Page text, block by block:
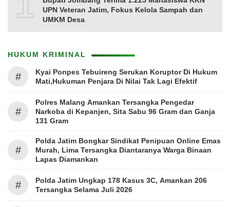
UPN Veteran Jatim, Fokus Kelola Sampah dan
UMKM Desa
HUKUM KRIMINAL
#
Kyai Ponpes Tebuireng Serukan Koruptor Di Hukum
Mati,Hukuman Penjara Di Nilai Tak Lagi Efektif
#
Polres Malang Amankan Tersangka Pengedar
Narkoba di Kepanjen, Sita Sabu 96 Gram dan Ganja
131 Gram
#
Polda Jatim Bongkar Sindikat Penipuan Online Emas
Murah, Lima Tersangka Diantaranya Warga Binaan
Lapas Diamankan
#
Polda Jatim Ungkap 178 Kasus 3C, Amankan 206
Tersangka Selama Juli 2026